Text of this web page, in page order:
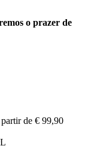
o prazer de
partir de € 99,90